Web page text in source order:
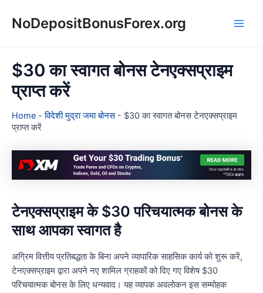
NoDepositBonusForex.org
$30 का स्वागत बोनस टेनएक्सप्राइम
प्राप्त करें
Home -विदेशी मुद्रा जमा बोनस- $30 का स्वागत बोनस टेनएक्सप्राइम
प्राप्त करें
टेनएक्सप्राइम के $30 परिचयात्मक बोनस के
साथ आपका स्वागत है
अग्रिम वित्तीय प्रतिबद्धता के बिना अपने व्यापारिक साहसिक कार्य को शुरू करें,
टेनएक्सप्राइम द्वारा अपने नए शामिल ग्राहकों को दिए गए विशेष $30
परिचयात्मक बोनस के लिए धन्यवाद। यह व्यापक अवलोकन इस सम्मोहक